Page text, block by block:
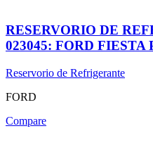
RESERVORIO DE
023045: FORD FIESTA
Reservorio de Refrigerante
FORD
Compare